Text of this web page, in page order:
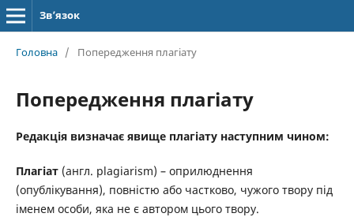
Зв’язок
Головна / Попередження плагіату
Попередження плагіату
Редакція визначає явище плагіату наступним чином:
Плагіат(англ. plagiarism) – оприлюднення
(опублікування), повністю або частково, чужого твору під
іменем особи, яка не є автором цього твору.